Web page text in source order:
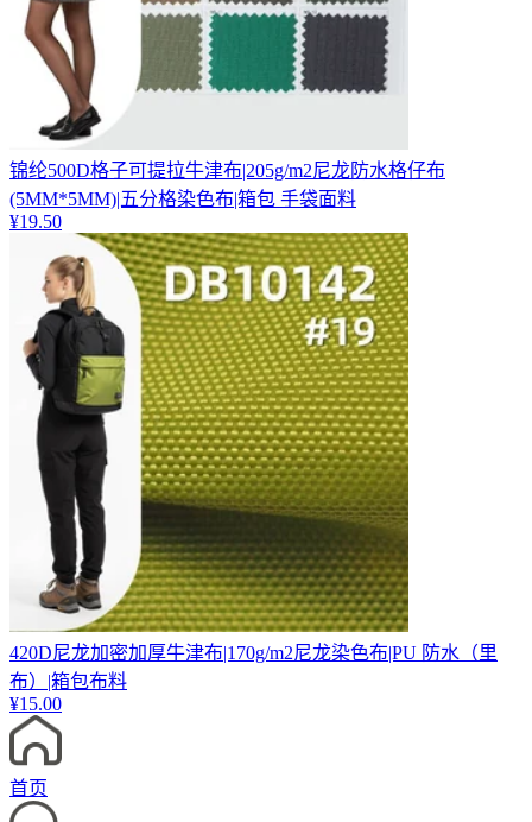
锦纶500D格子可提拉牛津布|205g/m2尼龙防水格仔布
(5MM*5MM)|五分格染色布|箱包 手袋面料
¥19.50
420D尼龙加密加厚牛津布|170g/m2尼龙染色布|PU 防水（里
布）|箱包布料
¥15.00
首页